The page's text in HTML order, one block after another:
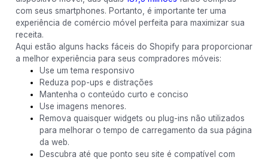
com seus smartphones. Portanto, é importante ter uma
experiência de comércio móvel perfeita para maximizar sua
receita.
Aqui estão alguns hacks fáceis do Shopify para proporcionar
a melhor experiência para seus compradores móveis:
Use um tema responsivo
Reduza pop-ups e distrações
Mantenha o conteúdo curto e conciso
Use imagens menores.
Remova quaisquer widgets ou plug-ins não utilizados
para melhorar o tempo de carregamento da sua página
da web.
Descubra até que ponto seu site é compatível com